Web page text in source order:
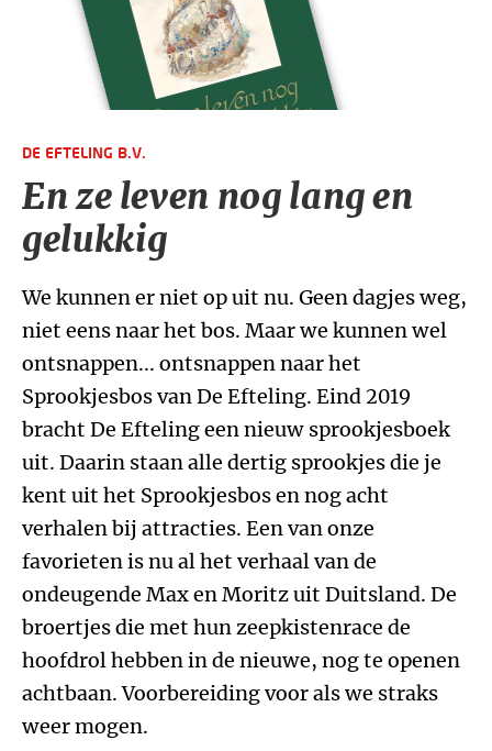
DE EFTELING B.V.
En ze leven nog lang en
gelukkig
We kunnen er niet op uit nu. Geen dagjes weg,
niet eens naar het bos. Maar we kunnen wel
ontsnappen... ontsnappen naar het
Sprookjesbos van De Efteling. Eind 2019
bracht De Efteling een nieuw sprookjesboek
uit. Daarin staan alle dertig sprookjes die je
kent uit het Sprookjesbos en nog acht
verhalen bij attracties. Een van onze
favorieten is nu al het verhaal van de
ondeugende Max en Moritz uit Duitsland. De
broertjes die met hun zeepkistenrace de
hoofdrol hebben in de nieuwe, nog te openen
achtbaan. Voorbereiding voor als we straks
weer mogen.